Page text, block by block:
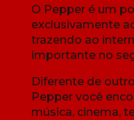
O Pepper é um
exclusivamente
trazendo ao
importante no
Diferente de
Pepper você
música, cinema,